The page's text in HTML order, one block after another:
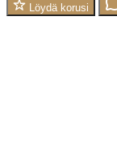
Löydä korusi